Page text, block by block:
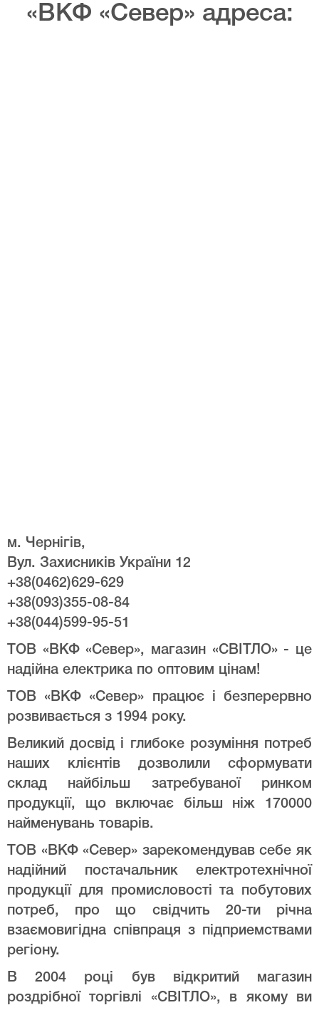
«ВКФ «Север» адреса:
м. Чернігів,
Вул. Захисників України 12
+38(0462)629-629
+38(093)355-08-84
+38(044)599-95-51
ТОВ «ВКФ «Север», магазин «СВІТЛО» - це
надійна електрика по оптовим цінам!
ТОВ «ВКФ «Север» працює і безперервно
розвивається з 1994 року.
Великий досвід і глибоке розуміння потреб
наших клієнтів дозволили сформувати
склад найбільш затребуваної ринком
продукції, що включає більш ніж 170000
найменувань товарів.
ТОВ «ВКФ «Север» зарекомендував себе як
надійний постачальник електротехнічної
продукції для промисловості та побутових
потреб, про що свідчить 20-ти річна
взаємовигідна співпраця з підприемствами
регіону.
В 2004 році був відкритий магазин
роздрібної торгівлі «СВІТЛО», в якому ви